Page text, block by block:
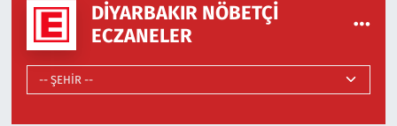
DIYARBAKIR NÖBETÇI
ECZANELER